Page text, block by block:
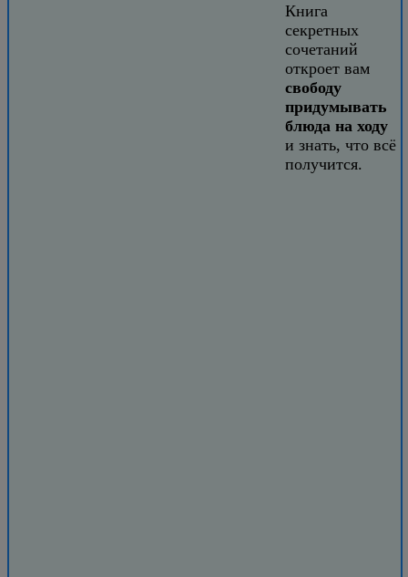
Книга
секретных
сочетаний
откроет вам
свободу
придумывать
блюда на ходу
и знать, что всё
получится.